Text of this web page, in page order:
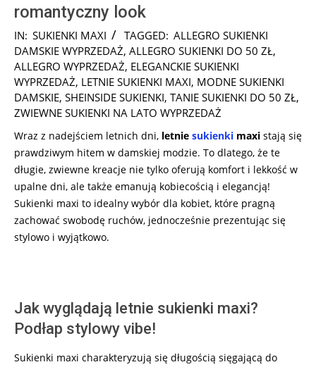
romantyczny look
2025-
07-
02
IN: SUKIENKI MAXI TAGGED: ALLEGRO SUKIENKI
DAMSKIE WYPRZEDAŻ, ALLEGRO SUKIENKI DO 50 ZŁ,
ALLEGRO WYPRZEDAŻ, ELEGANCKIE SUKIENKI
WYPRZEDAŻ, LETNIE SUKIENKI MAXI, MODNE SUKIENKI
DAMSKIE, SHEINSIDE SUKIENKI, TANIE SUKIENKI DO 50 ZŁ,
ZWIEWNE SUKIENKI NA LATO WYPRZEDAŻ
Wraz z nadejściem letnich dni, letnie sukienki maxi stają się
prawdziwym hitem w damskiej modzie. To dlatego, że te
długie, zwiewne kreacje nie tylko oferują komfort i lekkość w
upalne dni, ale także emanują kobiecością i elegancją!
Sukienki maxi to idealny wybór dla kobiet, które pragną
zachować swobodę ruchów, jednocześnie prezentując się
stylowo i wyjątkowo.
Jak wyglądają letnie sukienki maxi?
Podłap stylowy vibe!
Sukienki maxi charakteryzują się długością sięgającą do